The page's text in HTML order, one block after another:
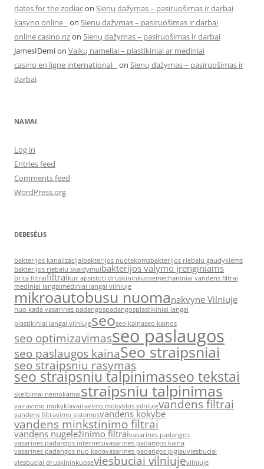
dates for the zodiacon Sienų dažymas – pasiruošimas ir darbai
kasyno online
on Sienų dažymas – pasiruošimas ir darbai
online casino nzon Sienų dažymas – pasiruošimas ir darbai
JamesIDemion Vaikų nameliai – plastikiniai ar mediniai
casino en ligne international
on Sienų dažymas – pasiruošimas ir
darbai
NAMAI
Log in
Entries feed
Comments feed
WordPress.org
DEBESĖLIS
bakterijos kanalizacijaibakterijos nuotekomsbakterijos riebalu gaudyklems
bakterijos riebalu skaidymuibakterijos valymo įrenginiams
brita filtraifiltraikur apsistoti druskininkuosemechaniniai vandens filtrai
mediniai langaimediniai langai vilniuje
mikroautobusu nuomanakvyne Vilniuje
nuo kada vasarines padangospadangosplastikiniai langai
plastikiniai langai vilniujeseoseo kainaseo kainos
seo optimizavimasseo paslaugos
seo paslaugos kainaSeo straipsniai
seo straipsniu rasymas
seo straipsniu talpinimasseo tekstai
skelbimai nemokamaistraipsniu talpinimas
vairavimo mokyklavairavimo mokyklos vilniujevandens filtrai
vandens filtravimo sistemosvandens kokybe
vandens minkstinimo filtrai
vandens nugeležinimo filtraivasarines padangos
vasarines padangos internetuvasarines padangos kaina
vasarines padangos nuo kadavasarines padangos pigiauviesbuciai
viesbuciai druskininkuoseviesbuciai vilniujevilniuje